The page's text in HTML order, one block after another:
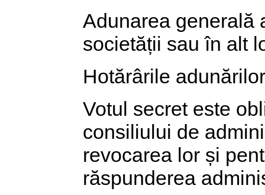
Adunarea generală
societății sau în alt
Hotărârile
Votul secret este
consiliului de
revocarea lor și
răspunderea